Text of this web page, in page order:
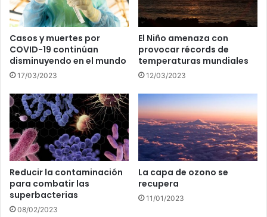
Casos y muertes por
COVID-19 continúan
disminuyendo en el mundo
17/03/2023
El Niño amenaza con
provocar récords de
temperaturas mundiales
12/03/2023
Reducir la contaminación
para combatir las
superbacterias
08/02/2023
La capa de ozono se
recupera
11/01/2023